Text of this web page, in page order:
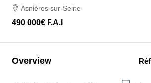
Asnières-sur-Seine
490 000€ F.A.I
Overview